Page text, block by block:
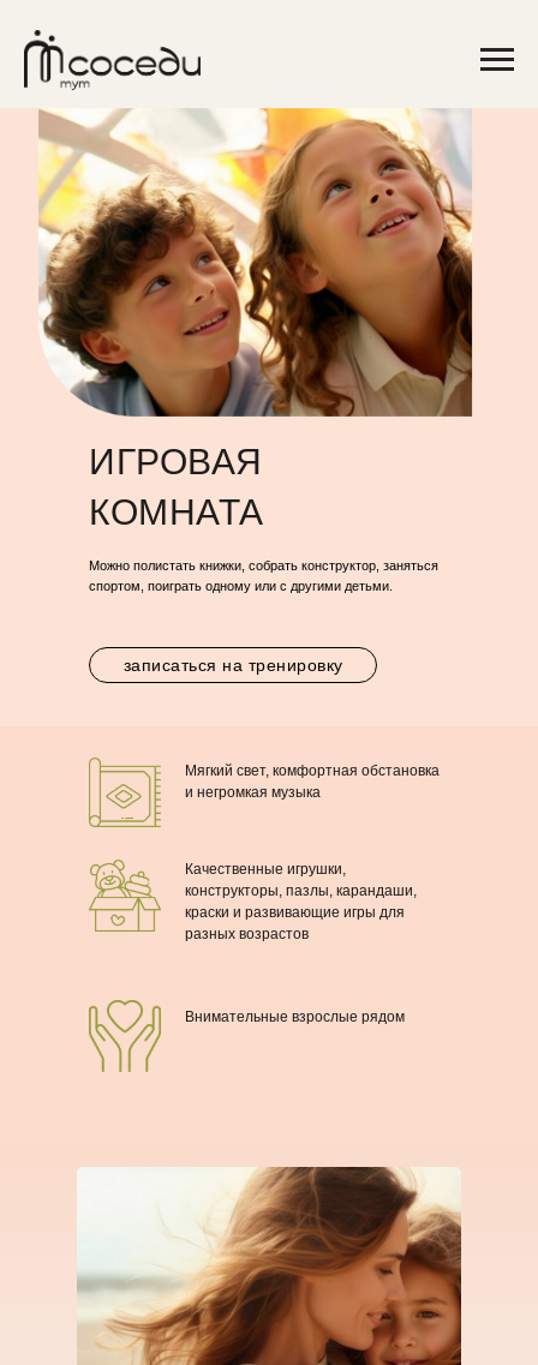
Можно полистать книжки, собрать конструктор, заняться
спортом, поиграть одному или с другими детьми.
ИГРОВАЯ
КОМНАТА
записаться на тренировку
Мягкий свет, комфортная обстановка
и негромкая музыка
Внимательные взрослые рядом
Качественные игрушки,
конструкторы, пазлы, карандаши,
краски и развивающие игры для
разных возрастов